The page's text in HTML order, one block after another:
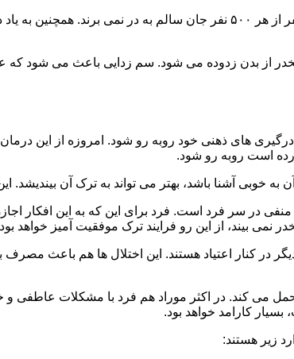
سم زدایی فوق سریع در چند ساعت انجام می شود و معمولاً ۱ نفر از هر
از بدن زدوده می شود. سم زدایی باعث می شود
است روبه رو شود.
خوبی آشنا باشد، بهتر می تواند به ترک آن بیندیشد.
در سر فرد است. فرد برای این که به این افکار
بیند، از این رو فرایند ترک موفقیت آمیز خواهد
دیگر در کنار اعتیاد هستند. این اختلال ها هم باعث
می کند. در اکثر موراد هم فرد با مشکلات عاطفی
کارامد خواهد بود.
زیر هستند: